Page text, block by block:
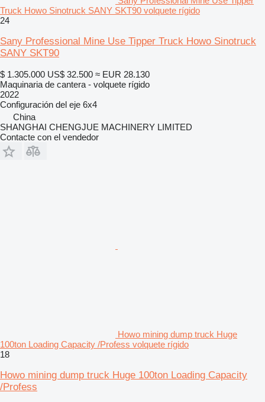
Truck Howo Sinotruck SANY SKT90 volquete rígido
24
Sany Professional Mine Use Tipper Truck Howo Sinotruck
SANY SKT90
$ 1.305.000 US$ 32.500 ≈ EUR 28.130
Maquinaria de cantera - volquete rígido
2022
Configuración del eje 6x4
China
SHANGHAI CHENGJUE MACHINERY LIMITED
Contacte con el vendedor
Howo mining dump truck Huge
100ton Loading Capacity /Profess volquete rígido
18
Howo mining dump truck Huge 100ton Loading Capacity
/Profess